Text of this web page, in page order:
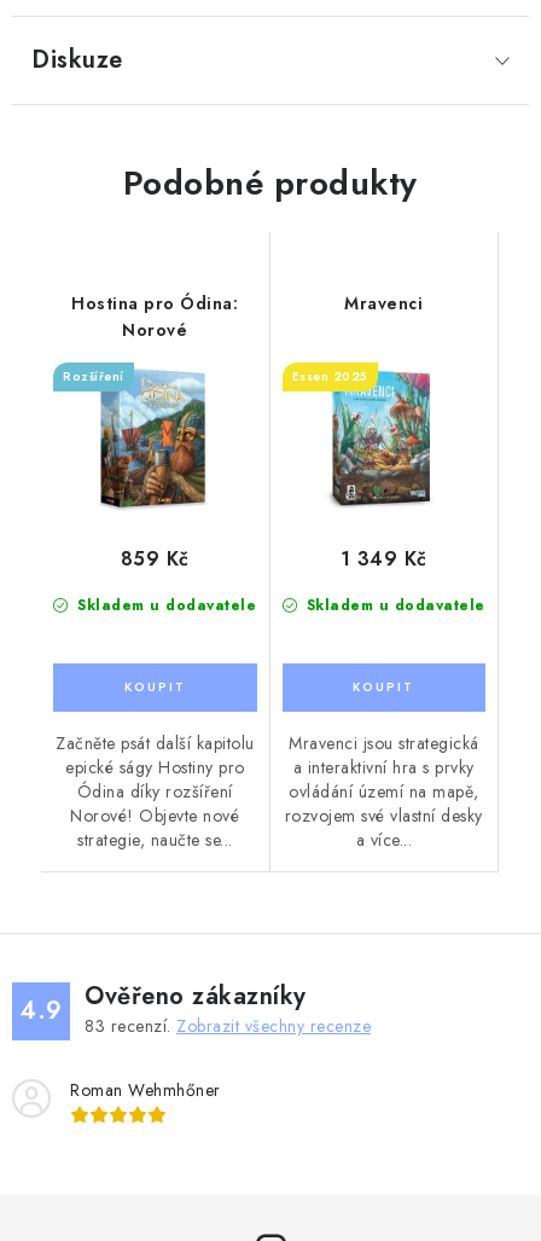
Diskuze
Podobné produkty
Hostina pro Ódina:
Norové
Rozšíření
Skladem u dodavatele
859 Kč
Začněte psát další kapitolu
epické ságy Hostiny pro
Ódina díky rozšíření
Norové! Objevte nové
strategie, naučte se...
Mravenci
Essen 2025
Skladem u dodavatele
1 349 Kč
Mravenci jsou strategická
a interaktivní hra s prvky
ovládání území na mapě,
rozvojem své vlastní desky
a více...
4.9 Ověřeno zákazníky
83 recenzí. Zobrazit všechny recenze
Roman Wehmhőner